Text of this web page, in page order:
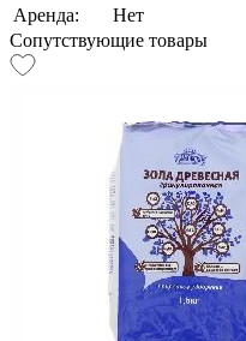
Аренда:
Нет
Сопутствующие товары